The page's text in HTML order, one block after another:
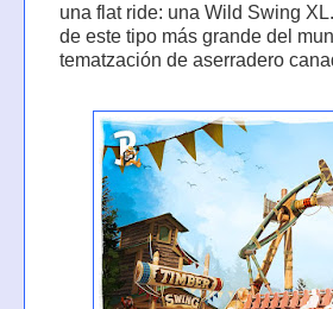
una flat ride: una Wild Swing
de este tipo más grande del
tematzación de aserradero